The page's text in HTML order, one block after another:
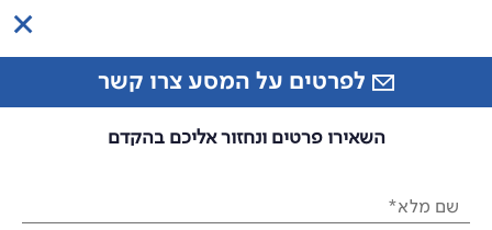
לפרטים על המסע צרו קשר
השאירו פרטים ונחזור אליכם בהקדם
שם מלא*